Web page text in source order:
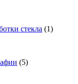
стекла (1)
(5)